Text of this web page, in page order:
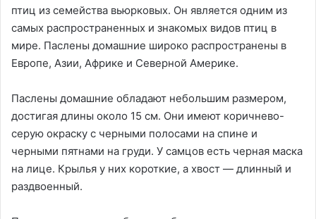
птиц из семейства вьюрковых. Он является одним из
самых распространенных и знакомых видов птиц в
мире. Паслены домашние широко распространены в
Европе, Азии, Африке и Северной Америке.
Паслены домашние обладают небольшим размером,
достигая длины около 15 см. Они имеют коричнево-
серую окраску с черными полосами на спине и
черными пятнами на груди. У самцов есть черная маска
на лице. Крылья у них короткие, а хвост — длинный и
раздвоенный.